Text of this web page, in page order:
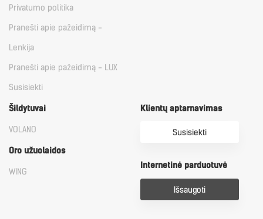
Privatumo politika
Pranešti apie pažeidimą -
Lenkija
Pranešti apie pažeidimą - LUX
Susisiekti
Šildytuvai
VOLANO
Oro užuolaidos
WING
Klientų aptarnavimas
Susisiekti
Internetinė parduotuvė
Išsaugoti